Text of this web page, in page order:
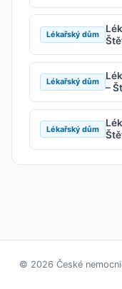
Lékařský dům
Lékařský dům
–
Lékařský dům
© 2026 České